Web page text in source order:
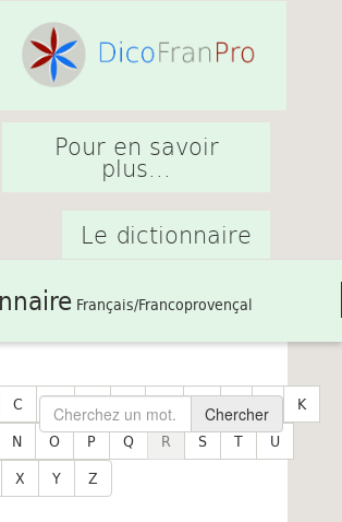
Pour en savoir
plus...
Le dictionnaire
Français/Francoprovençal
Chercher
C D E F G H I J
K
N O P Q R S T
U
X Y Z